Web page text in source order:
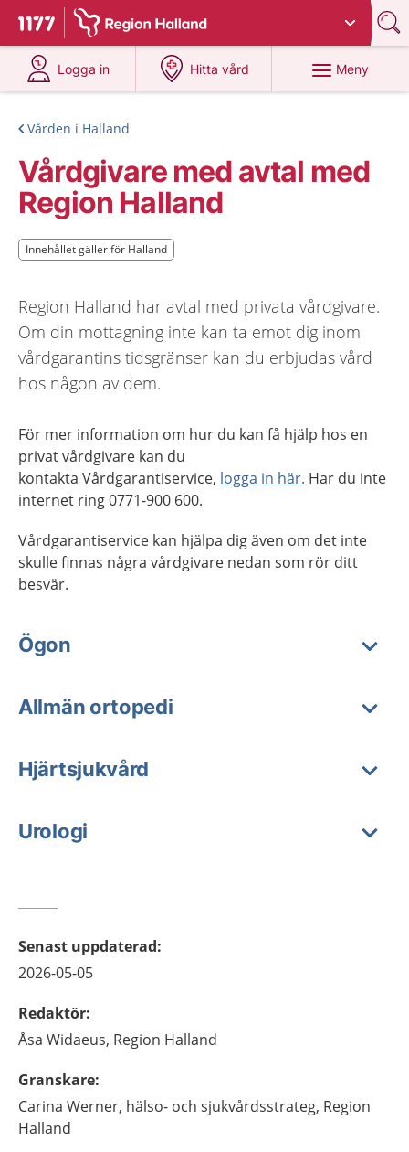
Till startsidan för 1177
Du har valt region Halland
Logga in
på 1177.se
Hitta vård
på 1177.se
Meny
Vården i Halland
Vårdgivare med avtal med
Region Halland
Innehållet gäller för Halland
Innehållet gäller för Halland
Region Halland har avtal med privata vårdgivare.
Om din mottagning inte kan ta emot dig inom
vårdgarantins tidsgränser kan du erbjudas vård
hos någon av dem.
För mer information om hur du kan få hjälp hos en
privat vårdgivare kan du
kontakta Vårdgarantiservice, logga in här. Har du inte
internet ring 0771-900 600.
Vårdgarantiservice kan hjälpa dig även om det inte
skulle finnas några vårdgivare nedan som rör ditt
besvär.
Ögon
Allmän ortopedi
Hjärtsjukvård
Urologi
Senast uppdaterad:
2026-05-05
Redaktör:
Åsa Widaeus, Region Halland
Granskare:
Carina Werner, hälso- och sjukvårdsstrateg, Region
Halland